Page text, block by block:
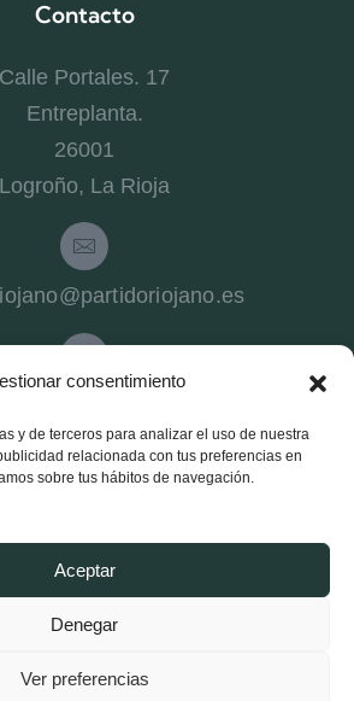
consentimiento
y de terceros para analizar el uso de nuestra
relacionada con tus preferencias en
sobre tus hábitos de navegación.
Aceptar
Denegar
Ver preferencias
Contacto
Calle Portales. 17
Entreplanta.
26001
Logroño, La Rioja
Partido Riojano
Estructura
Afíliate